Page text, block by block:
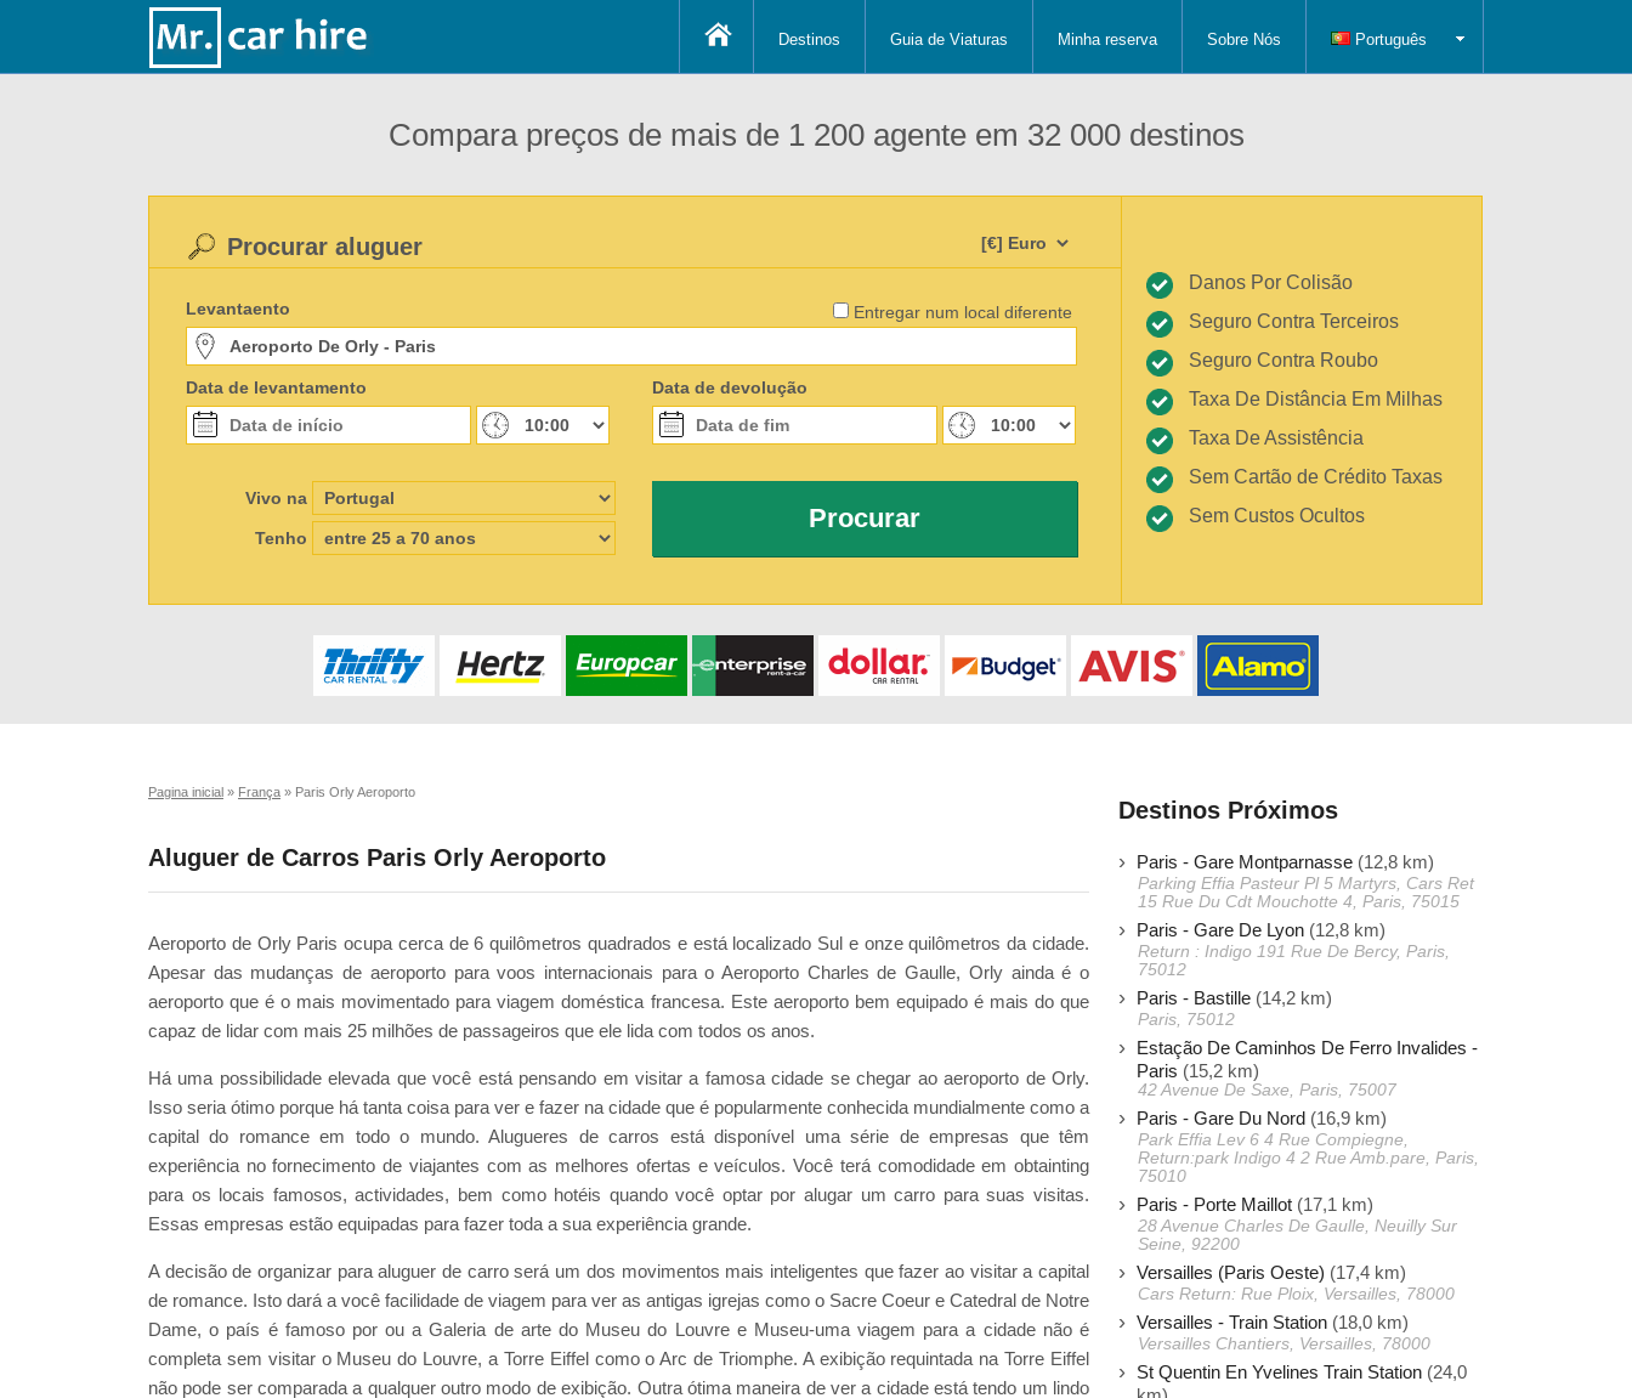
Destinos Guia de Viaturas Minha reserva Sobre Nós Português
Compara preços de mais de 1 200 agente em 32 000 destinos
Entregar num local diferente
Procurar aluguer
Levantaento
Data de levantamento Data de devolução
Vivo na
Tenho
Procurar
Danos Por Colisão
Seguro Contra Terceiros
Seguro Contra Roubo
Taxa De Distância Em Milhas
Taxa De Assistência
Sem Cartão de Crédito Taxas
Sem Custos Ocultos
Pagina inicial » França » Paris Orly Aeroporto
Aluguer de Carros Paris Orly Aeroporto
Aeroporto de Orly Paris ocupa cerca de 6 quilômetros quadrados e está localizado Sul e onze quilômetros da cidade.
Apesar das mudanças de aeroporto para voos internacionais para o Aeroporto Charles de Gaulle, Orly ainda é o
aeroporto que é o mais movimentado para viagem doméstica francesa. Este aeroporto bem equipado é mais do que
capaz de lidar com mais 25 milhões de passageiros que ele lida com todos os anos.
Há uma possibilidade elevada que você está pensando em visitar a famosa cidade se chegar ao aeroporto de Orly.
Isso seria ótimo porque há tanta coisa para ver e fazer na cidade que é popularmente conhecida mundialmente como a
capital do romance em todo o mundo. Alugueres de carros está disponível uma série de empresas que têm
experiência no fornecimento de viajantes com as melhores ofertas e veículos. Você terá comodidade em obtainting
para os locais famosos, actividades, bem como hotéis quando você optar por alugar um carro para suas visitas.
Essas empresas estão equipadas para fazer toda a sua experiência grande.
A decisão de organizar para aluguer de carro será um dos movimentos mais inteligentes que fazer ao visitar a capital
de romance. Isto dará a você facilidade de viagem para ver as antigas igrejas como o Sacre Coeur e Catedral de Notre
Dame, o país é famoso por ou a Galeria de arte do Museu do Louvre e Museu-uma viagem para a cidade não é
completa sem visitar o Museu do Louvre, a Torre Eiffel como o Arc de Triomphe. A exibição requintada na Torre Eiffel
não pode ser comparada a qualquer outro modo de exibição. Outra ótima maneira de ver a cidade está tendo um lindo
Destinos Próximos
Paris - Gare Montparnasse (12,8 km)
Parking Effia Pasteur Pl 5 Martyrs, Cars Ret
15 Rue Du Cdt Mouchotte 4, Paris, 75015
Paris - Gare De Lyon (12,8 km)
Return : Indigo 191 Rue De Bercy, Paris,
75012
Paris - Bastille (14,2 km)
Paris, 75012
Estação De Caminhos De Ferro Invalides -
Paris (15,2 km)
42 Avenue De Saxe, Paris, 75007
Paris - Gare Du Nord (16,9 km)
Park Effia Lev 6 4 Rue Compiegne,
Return:park Indigo 4 2 Rue Amb.pare, Paris,
75010
Paris - Porte Maillot (17,1 km)
28 Avenue Charles De Gaulle, Neuilly Sur
Seine, 92200
Versailles (Paris Oeste) (17,4 km)
Cars Return: Rue Ploix, Versailles, 78000
Versailles - Train Station (18,0 km)
Versailles Chantiers, Versailles, 78000
St Quentin En Yvelines Train Station (24,0